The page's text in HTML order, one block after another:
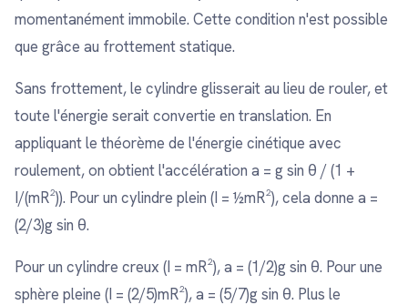
momentanément immobile. Cette condition n'est possible
que grâce au frottement statique.
Sans frottement, le cylindre glisserait au lieu de rouler, et
toute l'énergie serait convertie en translation. En
appliquant le théorème de l'énergie cinétique avec
roulement, on obtient l'accélération a = g sin θ / (1 +
I/(mR²)). Pour un cylindre plein (I = ½mR²), cela donne a =
(2/3)g sin θ.
Pour un cylindre creux (I = mR²), a = (1/2)g sin θ. Pour une
sphère pleine (I = (2/5)mR²), a = (5/7)g sin θ. Plus le